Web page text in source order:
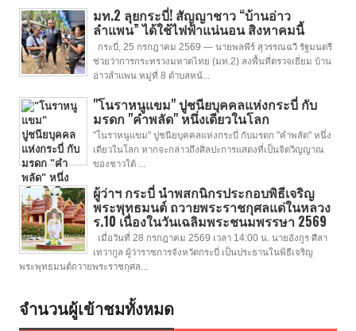
มท.2 ลุยกระบี่! สัญญาชาว “บ้านอ่าว
ลำแพน” ได้ใช้ไฟฟ้าแน่นอน สิงหาคมนี้
กระบี่, 25 กรกฎาคม 2569 — นายพลพีร์ สุวรรณฉวี รัฐมนตรี
ช่วยว่าการกระทรวงมหาดไทย (มท.2) ลงพื้นที่ตรวจเยี่ยม บ้าน
อ่าวลำแพน หมู่ที่ 8 ตำบลหน้...
"โนราหนูแขม" ปูชนียบุคคลแห่งกระบี่ กับ
มรดก "คำพลัด" หนึ่งเดียวในโลก
"โนราหนูแขม" ปูชนียบุคคลแห่งกระบี่ กับมรดก "คำพลัด" หนึ่ง
เดียวในโลก หากจะกล่าวถึงศิลปะการแสดงที่เป็นจิตวิญญาณ
ของชาวใต้ ...
ผู้ว่าฯ กระบี่ นำพสกนิกรประกอบพิธีเจริญ
พระพุทธมนต์ ถวายพระราชกุศลแด่ในหลวง
ร.10 เนื่องในวันเฉลิมพระชนมพรรษา 2569
เมื่อวันที่ 28 กรกฎาคม 2569 เวลา 14:00 น. นายอังกูร ศีลา
เทวากูล ผู้ว่าราชการจังหวัดกระบี่ เป็นประธานในพิธีเจริญ
พระพุทธมนต์ถวายพระราชกุศล...
จำนวนผู้เข้าชมทั้งหมด